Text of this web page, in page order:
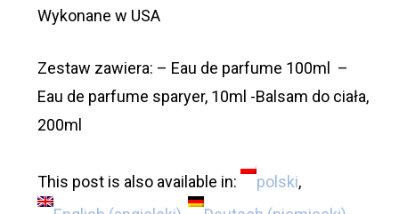
Wykonane w USA
Zestaw zawiera: – Eau de parfume 100ml –
Eau de parfume sparyer, 10ml -Balsam do ciała,
200ml
This post is also available in:
polski